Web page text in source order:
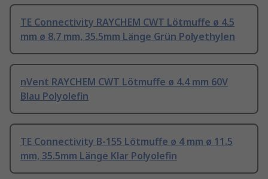
TE Connectivity RAYCHEM CWT Lötmuffe ø 4.5
mm ø 8.7 mm, 35.5mm Länge Grün Polyethylen
nVent RAYCHEM CWT Lötmuffe ø 4.4 mm 60V
Blau Polyolefin
TE Connectivity B-155 Lötmuffe ø 4 mm ø 11.5
mm, 35.5mm Länge Klar Polyolefin